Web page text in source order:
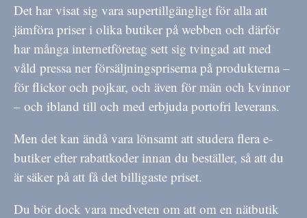
Det har visat sig vara supertillgängligt för alla att
jämföra priser i olika butiker på webben och därför
har många internetföretag sett sig tvingad att med
våld pressa ner försäljningspriserna på produkterna –
för flickor och pojkar, och även för män och kvinnor
– och ibland till och med erbjuda portofri leverans.
Men det kan ändå vara lönsamt att studera flera e-
butiker efter rabattkoder innan du beställer, så att du
är säker på att få det billigaste priset.
Du bör dock vara medveten om att om en nätbutik